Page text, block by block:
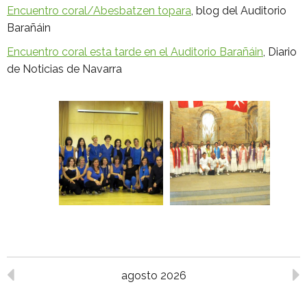
Encuentro coral/Abesbatzen topara, blog del Auditorio
Barañáin
Encuentro coral esta tarde en el Auditorio Barañáin, Diario
de Noticias de Navarra
agosto 2026